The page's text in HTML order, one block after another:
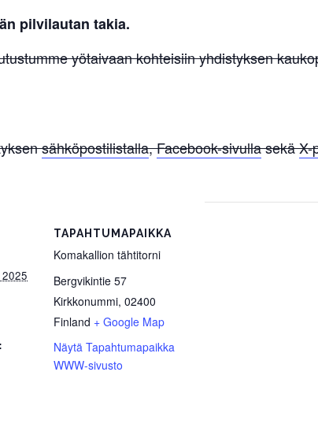
pilvilautan takia.
yötaivaan kohteisiin yhdistyksen
sähköpostilistalla,Facebook-sivullasekäX-
TAPAHTUMAPAIKKA
Komakallion tähtitorni
Bergvikintie 57
Kirkkonummi, 02400
Finland + Google Map
Näytä Tapahtumapaikka
WWW-sivusto